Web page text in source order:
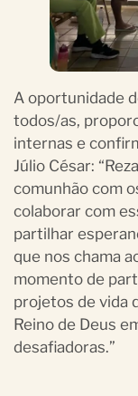
A oportunidade
todos/as,
internas e
Júlio César:
comunhão com
colaborar com
partilhar
que nos chama
momento de
projetos de vida
Reino de Deus
desafiadoras.”